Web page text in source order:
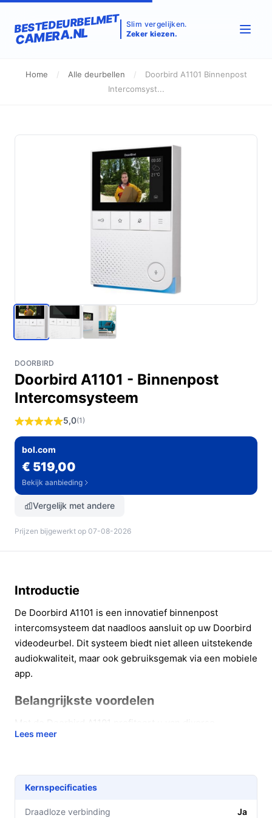
BESTEDEURBELMET
CAMERA.NL
Slim vergelijken.
Zeker kiezen.
Home / Alle deurbellen /
Doorbird A1101 Binnenpost
Intercomsyst...
DOORBIRD
Doorbird A1101 - Binnenpost
Intercomsysteem
5,0(1)
bol.com
€ 519,00
Bekijk aanbieding
Vergelijk met andere
Prijzen bijgewerkt op 07-08-2026
Introductie
De Doorbird A1101 is een innovatief binnenpost
intercomsysteem dat naadloos aansluit op uw Doorbird
videodeurbel. Dit systeem biedt niet alleen uitstekende
audiokwaliteit, maar ook gebruiksgemak via een mobiele
app.
Belangrijkste voordelen
praktische voordelen die uw communicatie met
Met de intercomfunctie kunt u eenvoudig met
bezoekers praten zonder de deur open te hoeven
doen.
Lees meer
Kernspecificaties
Draadloze verbinding Ja